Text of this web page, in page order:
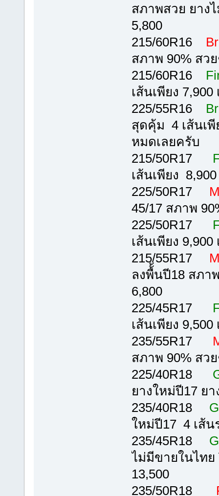
สภาพสวย ยาง
5,800
215/60R16
สภาพ 90% สว
215/60R16
เส้นเพียง
225/55R16
สุดคุ้ม 4 เส้นเพี
หมดเลยครับ
215/50R17
เส้นเพียง
225/50R17
45/17 สภาพ
225/50R17
เส้นเพียง
215/55R17
ลงพื้้นปี18 สภา
6,800
225/45R17
เส้นเพียง
235/55R17
สภาพ 90% สว
225/40R18
ยางใหม่ปี17 ย
235/40R18
ใหม่ปี17 4 เส้
235/45R18
ไม่มีขายในไท
13,500
235/50R18